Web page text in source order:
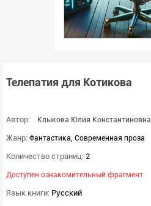
Телепатия для Котикова
Автор: Клыкова Юлия Константиновна
Жанр: Фантастика, Современная проза
Количество страниц: 2
Доступен ознакомительный фрагмент
Язык книги: Русский